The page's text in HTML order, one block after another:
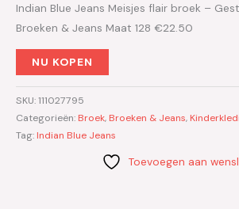
Indian Blue Jeans Meisjes flair broek –
Broeken & Jeans Maat 128 €22.50
NU KOPEN
SKU:111027795
Categorieën: Broek, Broeken & Jeans,
Tag: Indian Blue Jeans
Toevoegen aan